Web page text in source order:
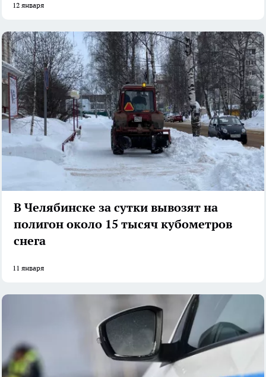
12 января
В Челябинске за сутки вывозят на
полигон около 15 тысяч кубометров
снега
11 января